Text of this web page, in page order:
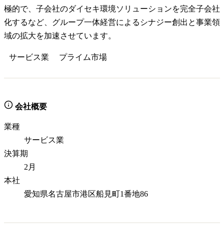
極的で、子会社のダイセキ環境ソリューションを完全子会社
化するなど、グループ一体経営によるシナジー創出と事業領
域の拡大を加速させています。
サービス業 プライム市場
会社概要
業種
サービス業
決算期
2月
本社
愛知県名古屋市港区船見町1番地86